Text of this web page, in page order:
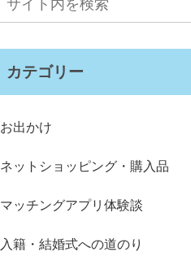
カテゴリー
お出かけ
ネットショッピング・購入品
マッチングアプリ体験談
入籍・結婚式への道のり